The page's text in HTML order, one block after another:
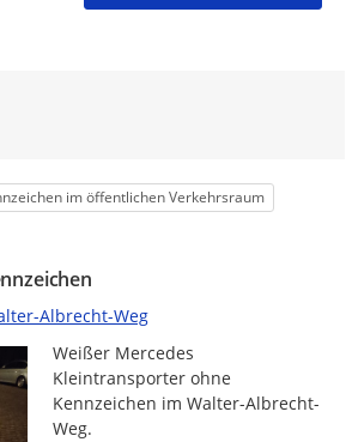
im öffentlichen Verkehrsraum
Albrecht-Weg
Weißer Mercedes
Kleintransporter ohne
Kennzeichen im Walter-Albrecht-
Weg.